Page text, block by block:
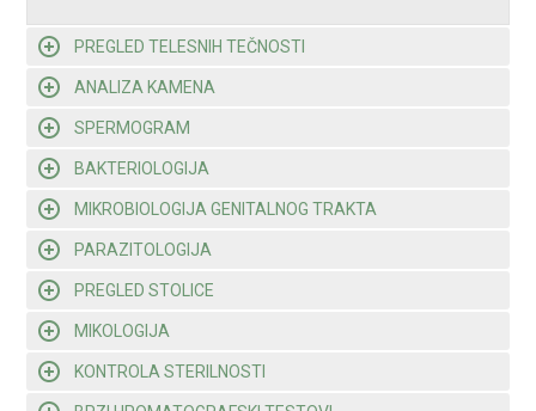
PREGLED TELESNIH TEČNOSTI
ANALIZA KAMENA
SPERMOGRAM
BAKTERIOLOGIJA
MIKROBIOLOGIJA GENITALNOG TRAKTA
PARAZITOLOGIJA
PREGLED STOLICE
MIKOLOGIJA
KONTROLA STERILNOSTI